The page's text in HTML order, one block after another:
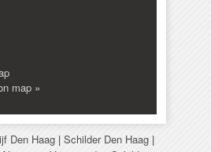
map »
Den Haag | Schilder Den Haag |